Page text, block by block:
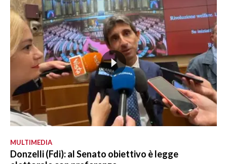
MULTIMEDIA
Donzelli (Fdi): al Senato obiettivo è legge